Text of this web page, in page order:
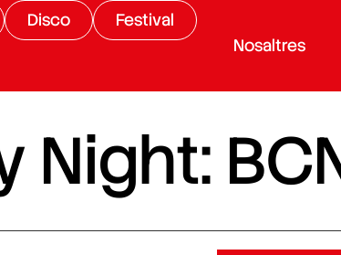
Disco
Festival
Nosaltres
Night: